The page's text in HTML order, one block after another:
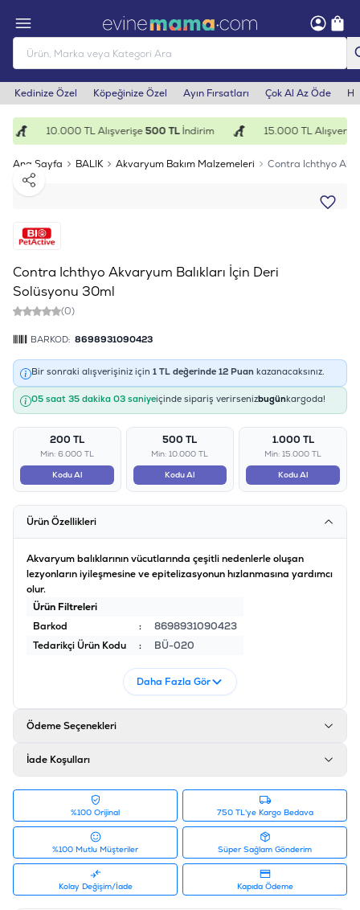
Kedinize Özel Köpeğinize Özel Ayın Fırsatları Çok Al Az Öde
10.000 TL Alışverişe500 TLİndirim 15.000 TL Alışverişe
Ana Sayfa BALIK Akvaryum Bakım Malzemeleri
Contra Ichthyo
Paylaş
Contra Ichthyo Akvaryum Balıkları İçin Deri
Solüsyonu 30ml
(0)
BARKOD: 8698931090423
Bir sonraki alışverişiniz için 1 TL değerinde 12 Puan kazanacaksınız.
05 saat 35 dakika 03 saniyeiçinde sipariş verirsenizbugünkargoda!
200 TL
Min: 6.000 TL
Kodu Al
500 TL
Min: 10.000 TL
Kodu Al
1.000 TL
Min: 15.000 TL
Kodu Al
Ürün Özellikleri
Akvaryum balıklarının vücutlarında çeşitli nedenlerle oluşan
lezyonların iyileşmesine ve epitelizasyonun hızlanmasına yardımcı
olur.
Ürün Filtreleri
Barkod
:
8698931090423
Tedarikçi Ürün Kodu
: BÜ-020
Daha Fazla Gör
Ödeme Seçenekleri
İade Koşulları
%100 Orijinal 750 TL'ye Kargo Bedava
%100 Mutlu Müşteriler Süper Sağlam Gönderim
Kolay Değişim/İade Kapıda Ödeme